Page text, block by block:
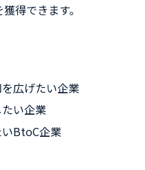
得できます。
広げたい企業
い企業
BtoC企業